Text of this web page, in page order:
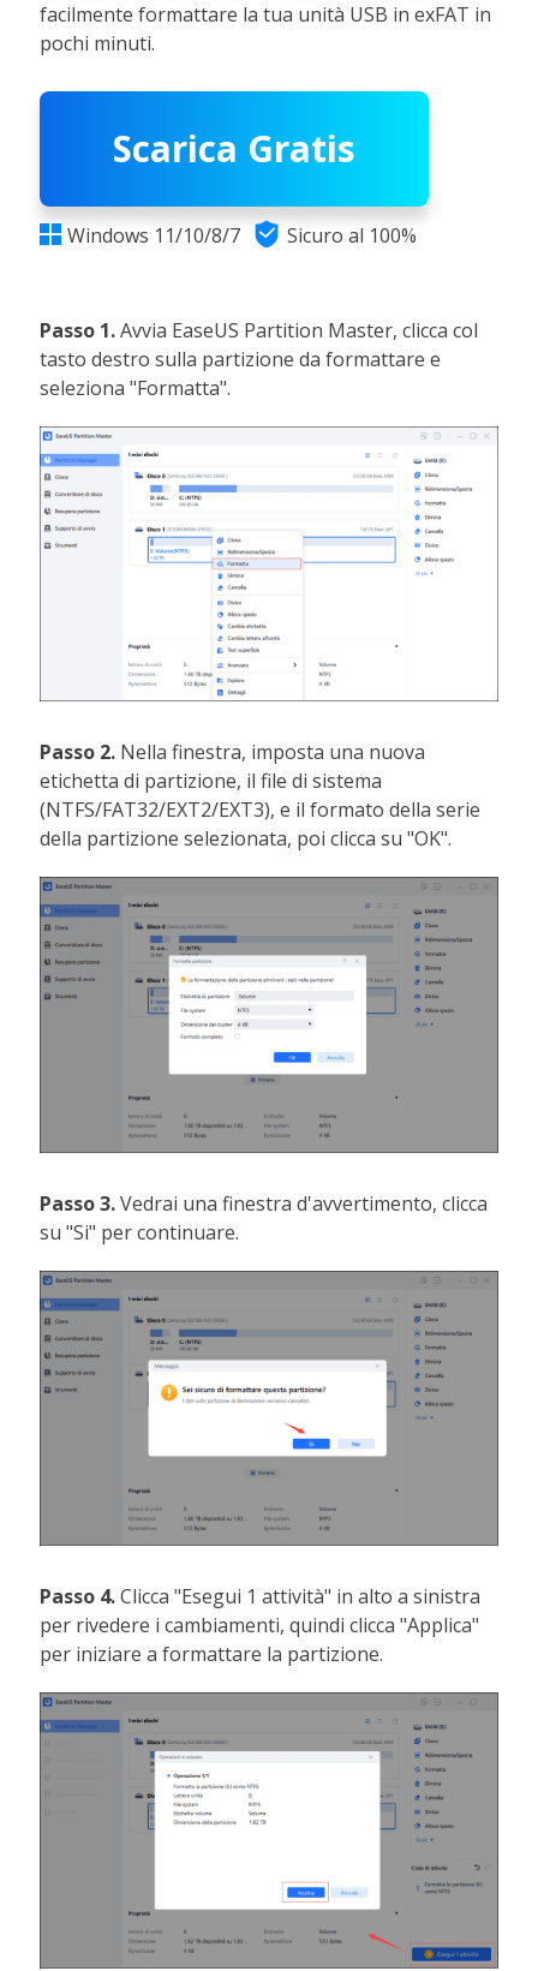
facilmente formattare la tua unità USB in exFAT in
pochi minuti.
Scarica Gratis
 Windows 11/10/8/7  Sicuro al 100%
Passo 1.Avvia EaseUS Partition Master, clicca col
tasto destro sulla partizione da formattare e
seleziona "Formatta".
Passo 2. Nella finestra, imposta una nuova
etichetta di partizione, il file di sistema
(NTFS/FAT32/EXT2/EXT3), e il formato della serie
della partizione selezionata, poi clicca su "OK".
Passo 3.Vedrai una finestra d'avvertimento, clicca
su "Si" per continuare.
Passo 4.Clicca "Esegui 1 attività" in alto a sinistra
per rivedere i cambiamenti, quindi clicca "Applica"
per iniziare a formattare la partizione.